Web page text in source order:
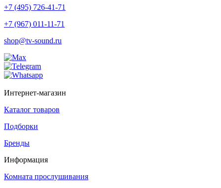
+7 (495) 726-41-71
+7 (967) 011-11-71
shop@tv-sound.ru
Интернет-магазин
Каталог товаров
Подборки
Бренды
Информация
Комната прослушивания